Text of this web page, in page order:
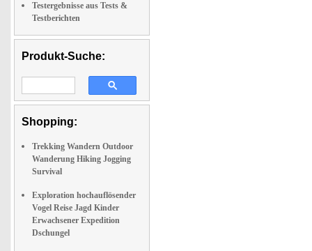
Testergebnisse aus Tests &
Testberichten
Produkt-Suche:
Shopping:
Trekking Wandern Outdoor
Wanderung Hiking Jogging
Survival
Exploration hochauflösender
Vogel Reise Jagd Kinder
Erwachsener Expedition
Dschungel